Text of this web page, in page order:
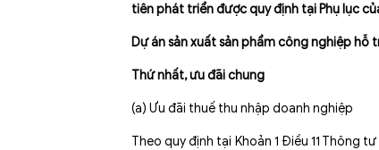
tiên phát triển được quy định tại Phụ lục
Dự án sản xuất sản phẩm công nghiệp
Thứ nhất, ưu đãi chung
(a) Ưu đãi thuế thu nhập doanh nghiệp
Theo quy định tại Khoản 1 Điều 11 Thông